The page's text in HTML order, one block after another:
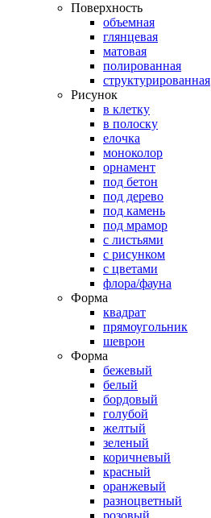
Поверхность
объемная
глянцевая
матовая
полированная
структурированная
Рисунок
в клетку
в полоску
елочка
моноколор
орнамент
под бетон
под дерево
под камень
под мрамор
с листьями
с рисунком
с цветами
флора/фауна
Форма
квадрат
прямоугольник
шеврон
Форма
бежевый
белый
бордовый
голубой
желтый
зеленый
коричневый
красный
оранжевый
разноцветный
розовый